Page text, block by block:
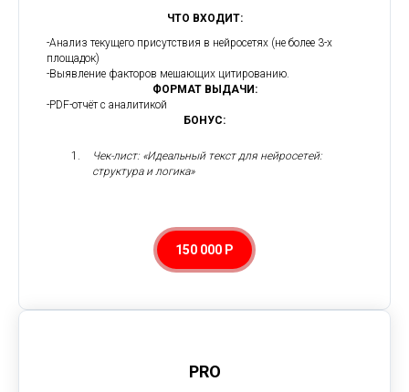
ЧТО ВХОДИТ:
-Анализ текущего присутствия в нейросетях (не более 3-х
площадок)
-Выявление факторов мешающих цитированию.
ФОРМАТ ВЫДАЧИ:
-PDF-отчёт с аналитикой
БОНУС:
Чек-лист: «Идеальный текст для нейросетей:
структура и логика»
150 000 Р
PRO